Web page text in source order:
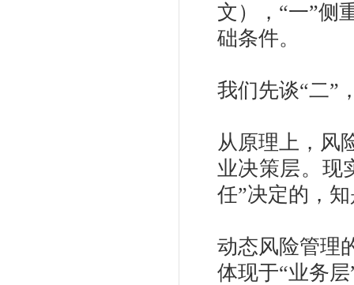
文），“一”侧
础条件。
我们先谈“二”
从原理上，风
业决策层。现
任”决定的，
动态风险管理
体现于“业务